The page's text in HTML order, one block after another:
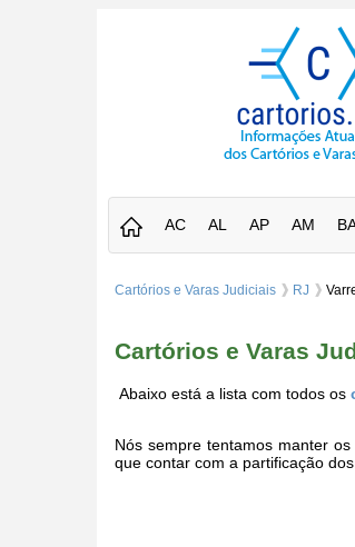
AC AL AP AM
Cartórios e Varas Judiciais RJ
Cartórios e Varas
Abaixo está a lista com todos os
Nós sempre tentamos manter
que contar com a partificação